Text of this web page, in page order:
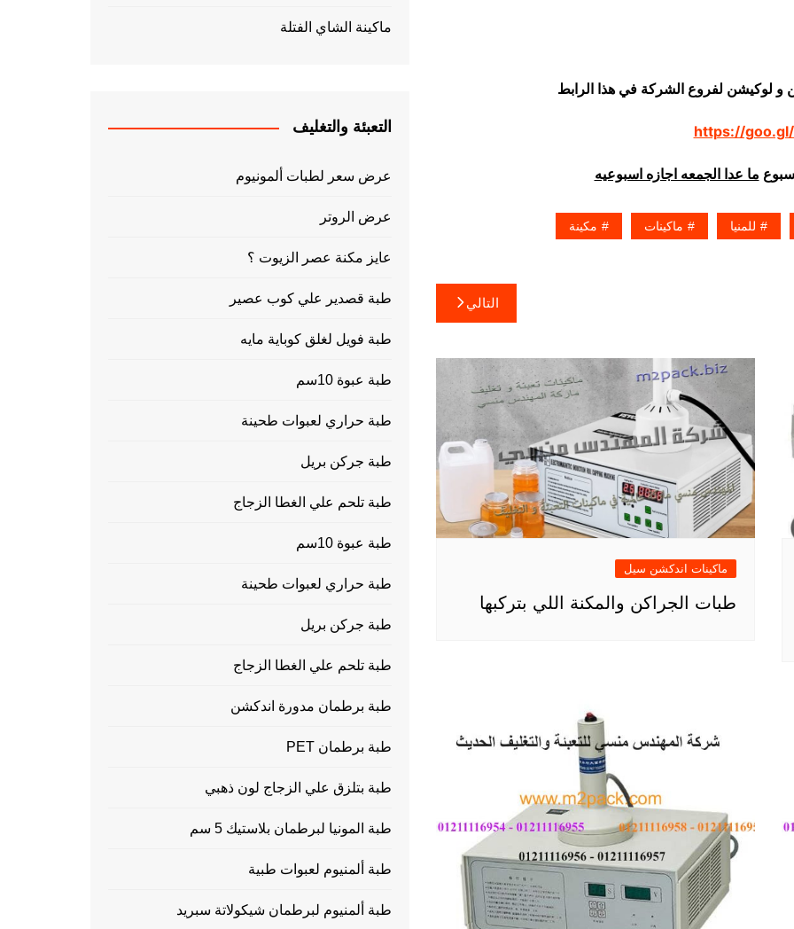
و لوكيشن لفروع الشركة في هذا الرابط
https://
ما عدا الجمعه اجازه اسبوعيه
للمنيا ماكينات مكينة
التالي
ماكينات اندكشن سيل
طبات الجراكن والمكنة اللي بتركبها
ماكينة الشاي الفتلة
التعبئة والتغليف
عرض سعر لطبات ألمونيوم
عرض الروتر
عايز مكنة عصر الزيوت ؟
طبة قصدير علي كوب عصير
طبة فويل لغلق كوباية مايه
طبة عبوة 10سم
طبة حراري لعبوات طحينة
طبة جركن بريل
طبة تلحم علي الغطا الزجاج
طبة عبوة 10سم
طبة حراري لعبوات طحينة
طبة جركن بريل
طبة تلحم علي الغطا الزجاج
طبة برطمان مدورة اندكشن
طبة برطمان PET
طبة بتلزق علي الزجاج لون ذهبي
طبة المونيا لبرطمان بلاستيك 5 سم
طبة ألمنيوم لعبوات طبية
طبة ألمنيوم لبرطمان شيكولاتة سبريد